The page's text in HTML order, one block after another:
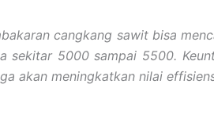
cangkang sawit bisa
sekitar 5000 sampai 5500.
akan meningkatkan nilai